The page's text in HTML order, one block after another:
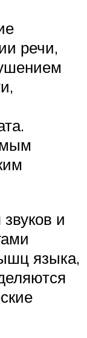
речи,
и
языка,